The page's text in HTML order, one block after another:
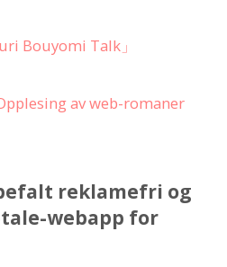
Bouyomi Talk」
av web-romaner
reklamefri og
webapp for